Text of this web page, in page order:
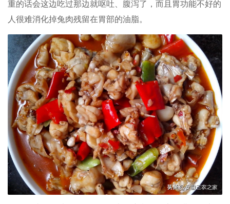
重的话会这边吃过那边就呕吐、腹泻了，而且胃功能不好的
人很难消化掉兔肉残留在胃部的油脂。